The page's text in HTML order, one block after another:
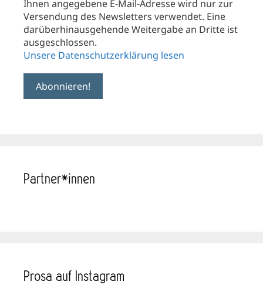
Ihnen angegebene E-Mail-Adresse wird nur zur
Versendung des Newsletters verwendet. Eine
darüberhinausgehende Weitergabe an Dritte ist
ausgeschlossen.
Unsere Datenschutzerklärung lesen
Partner*innen
Prosa auf Instagram